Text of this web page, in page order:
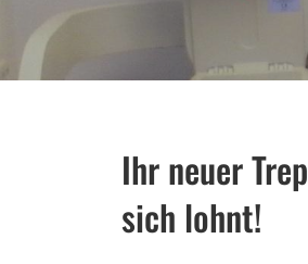
Ihr neuer
sich lohnt!